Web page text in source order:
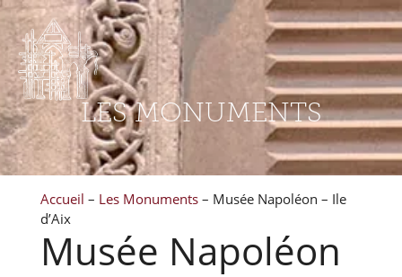
LES MONUMENTS
Accueil – Les Monuments – Musée Napoléon – Ile
d’Aix
Musée Napoléon